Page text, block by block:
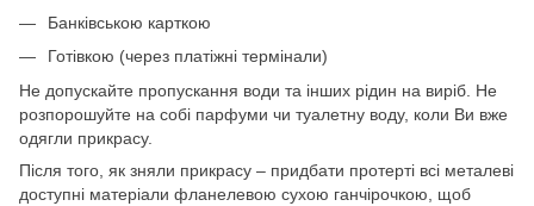
Банківською карткою
Готівкою (через платіжні термінали)
Не допускайте пропускання води та інших рідин на виріб. Не
розпорошуйте на собі парфуми чи туалетну воду, коли Ви вже
одягли прикрасу.
Після того, як зняли прикрасу – придбати протерті всі металеві
доступні матеріали фланелевою сухою ганчірочкою, щоб